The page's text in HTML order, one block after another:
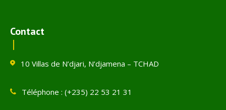
Contact
10 Villas de N’djari, N’djamena – TCHAD
Téléphone : (+235) 22 53 21 31